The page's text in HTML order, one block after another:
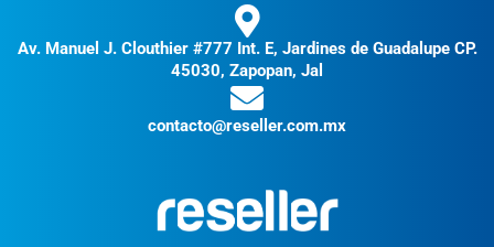
Av. Manuel J. Clouthier #777 Int. E, Jardines de Guadalupe CP.
45030, Zapopan, Jal
contacto@reseller.com.mx